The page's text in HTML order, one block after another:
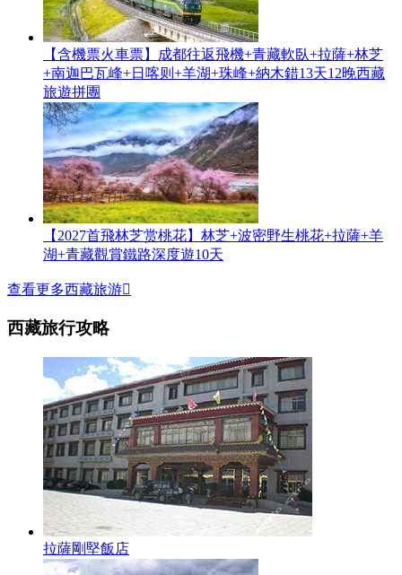
【含機票火車票】成都往返飛機+青藏軟臥+拉薩+林芝
+南迦巴瓦峰+日喀则+羊湖+珠峰+納木錯13天12晚西藏
旅遊拼團
【2027首飛林芝赏桃花】林芝+波密野生桃花+拉薩+羊
湖+青藏觀賞鐵路深度遊10天
查看更多西藏旅游
西藏旅行攻略
拉薩剛堅飯店